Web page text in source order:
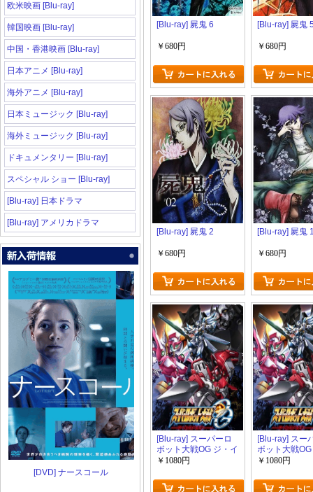
欧米映画 [Blu-ray]
韓国映画 [Blu-ray]
中国・香港映画 [Blu-ray]
日本アニメ [Blu-ray]
海外アニメ [Blu-ray]
日本ミュージック [Blu-ray]
海外ミュージック [Blu-ray]
ドキュメンタリー [Blu-ray]
スペシャル ショー [Blu-ray]
[Blu-ray] 日本ドラマ
[Blu-ray] アメリカドラマ
[DVD] ナースコール
[Blu-ray] 屍鬼 6
￥680円
[Blu-ray] 屍鬼
￥680円
[Blu-ray] 屍鬼 2
￥680円
[Blu-ray] 屍鬼
￥680円
[Blu-ray] スーパーロ
ボット大戦OG ジ・イ
ンスペクター 2
￥1080円
[Blu-ray] スー
ボット大戦
ンスペクター
￥1080円